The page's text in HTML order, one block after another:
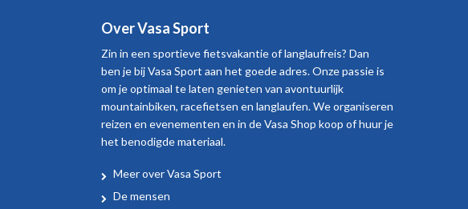
Over Vasa Sport
Zin in een sportieve fietsvakantie of langlaufreis? Dan
ben je bij Vasa Sport aan het goede adres. Onze passie is
om je optimaal te laten genieten van avontuurlijk
mountainbiken, racefietsen en langlaufen. We organiseren
reizen en evenementen en in de Vasa Shop koop of huur je
het benodigde materiaal.
Over
Meer over Vasa Sport
De mensen